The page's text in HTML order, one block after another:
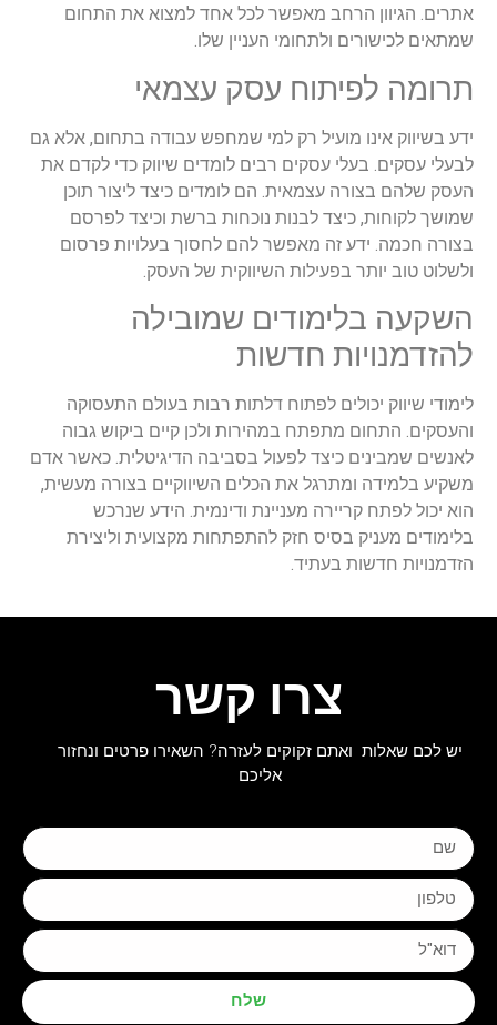
אתרים. הגיוון הרחב מאפשר לכל אחד למצוא את התחום
שמתאים לכישורים ולתחומי העניין שלו.
תרומה לפיתוח עסק עצמאי
ידע בשיווק אינו מועיל רק למי שמחפש עבודה בתחום, אלא גם
לבעלי עסקים. בעלי עסקים רבים לומדים שיווק כדי לקדם את
העסק שלהם בצורה עצמאית. הם לומדים כיצד ליצור תוכן
שמושך לקוחות, כיצד לבנות נוכחות ברשת וכיצד לפרסם
בצורה חכמה. ידע זה מאפשר להם לחסוך בעלויות פרסום
ולשלוט טוב יותר בפעילות השיווקית של העסק
השקעה בלימודים שמובילה
להזדמנויות חדשות
לימודי שיווק יכולים לפתוח דלתות רבות בעולם התעסוקה
והעסקים. התחום מתפתח במהירות ולכן קיים ביקוש גבוה
לאנשים שמבינים כיצד לפעול בסביבה הדיגיטלית. כאשר אדם
משקיע בלמידה ומתרגל את הכלים השיווקיים בצורה מעשית,
הוא יכול לפתח קריירה מעניינת ודינמית. הידע שנרכש
בלימודים מעניק בסיס חזק להתפתחות מקצועית וליצירת
הזדמנויות חדשות בעתיד.
צרו קשר
יש לכם שאלות ואתם זקוקים לעזרה? השאירו פרטים ונחזור
אליכם
שלח